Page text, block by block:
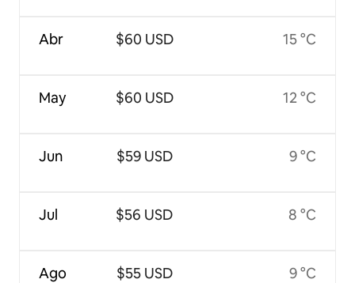
Abr
May
Jun
Jul
Ago
$60 USD
$60 USD
$59 USD
$56 USD
$55 USD
15 °C
12 °C
9 °C
8 °C
9 °C